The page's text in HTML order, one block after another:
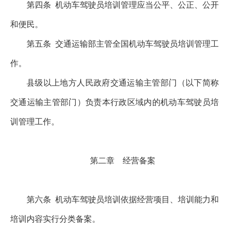
第四条 机动车驾驶员培训管理应当公平、公正、公开
和便民。
第五条 交通运输部主管全国机动车驾驶员培训管理工
作。
县级以上地方人民政府交通运输主管部门（以下简称
交通运输主管部门）负责本行政区域内的机动车驾驶员培
训管理工作。
第二章 经营备案
第六条 机动车驾驶员培训依据经营项目、培训能力和
培训内容实行分类备案。